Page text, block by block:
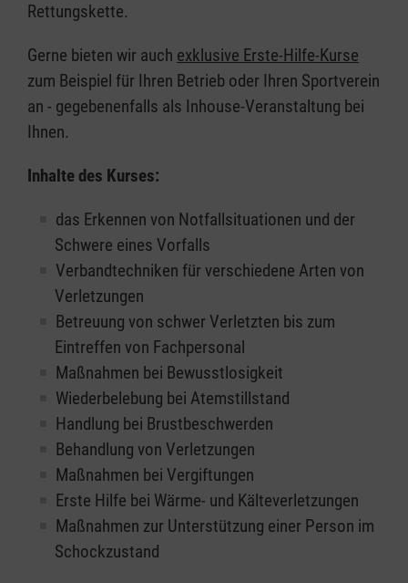
Rettungskette.
Gerne bieten wir auch exklusive Erste-Hilfe-Kurse
zum Beispiel für Ihren Betrieb oder Ihren Sportverein
an - gegebenenfalls als Inhouse-Veranstaltung bei
Ihnen.
Inhalte des Kurses:
das Erkennen von Notfallsituationen und der
Schwere eines Vorfalls
Verbandtechniken für verschiedene Arten von
Verletzungen
Betreuung von schwer Verletzten bis zum
Eintreffen von Fachpersonal
Maßnahmen bei Bewusstlosigkeit
Wiederbelebung bei Atemstillstand
Handlung bei Brustbeschwerden
Behandlung von Verletzungen
Maßnahmen bei Vergiftungen
Erste Hilfe bei Wärme- und Kälteverletzungen
Maßnahmen zur Unterstützung einer Person im
Schockzustand